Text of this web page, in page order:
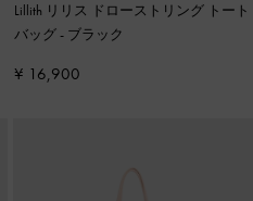
Lillith リリス ドローストリング トート
バッグ- ブラック
¥ 16,900